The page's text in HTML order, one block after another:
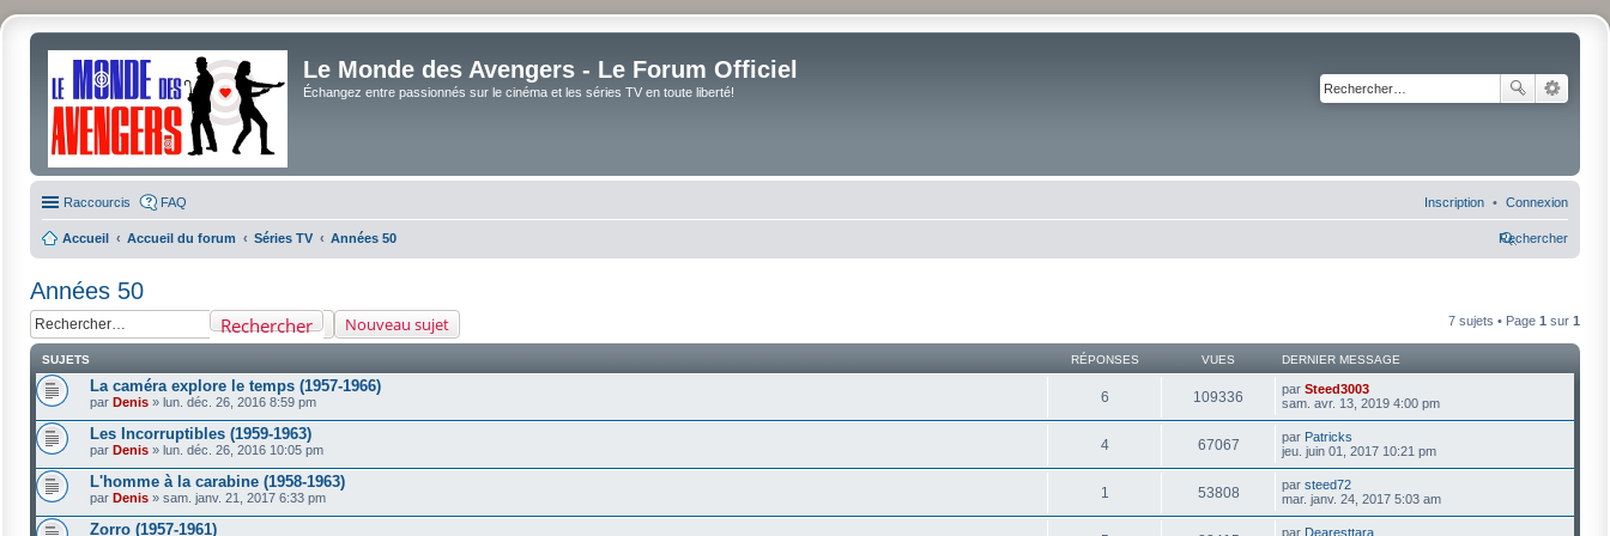
Le Monde des Avengers - Le Forum Officiel
Échangez entre passionnés sur le cinéma et les séries TV en toute liberté!
Raccourcis FAQ Connexion
Inscription
Accueil Accueil du forum Séries TV Années 50 Rechercher
Années 50
Nouveau sujet
Rechercher 7 sujets • Page 1 sur 1
SUJETS RÉPONSES VUES DERNIER MESSAGE
La caméra explore le temps (1957-1966)
par Denis » lun. déc. 26, 2016 8:59 pm 6 109336 par Steed3003
sam. avr. 13, 2019 4:00 pm
Les Incorruptibles (1959-1963)
par Denis » lun. déc. 26, 2016 10:05 pm 4 67067 par Patricks
jeu. juin 01, 2017 10:21 pm
L'homme à la carabine (1958-1963)
par Denis » sam. janv. 21, 2017 6:33 pm 1 53808 par steed72
mar. janv. 24, 2017 5:03 am
Zorro (1957-1961) par Dearesttara